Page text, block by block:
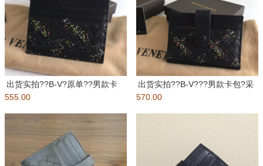
出货实拍??B-V?原单??男款卡
包?采用原厂意大利打腊胎牛
555.00
出货实拍??B-V???男款卡包?采
用原厂意大利打腊胎牛皮纯
570.00